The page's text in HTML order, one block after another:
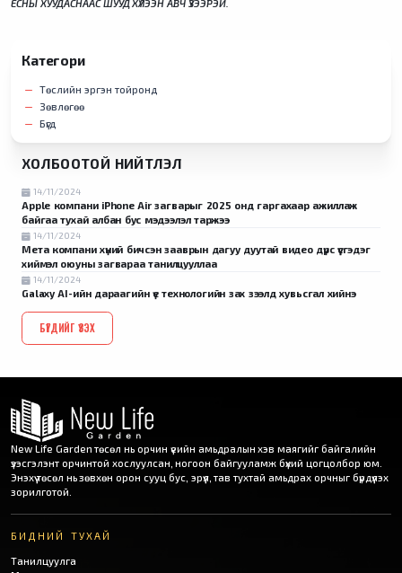
ЁСНЫ ХУУДАСНААС ШУУД ХҮЛЭЭН АВЧ ҮЗЭЭРЭЙ.
Категори
Төслийн эргэн тойронд
Зөвлөгөө
Бүгд
ХОЛБООТОЙ НИЙТЛЭЛ
14/11/2024
Apple компани iPhone Air загварыг 2025 онд гаргахаар ажиллаж
байгаа тухай албан бус мэдээлэл таржээ
14/11/2024
Мета компани хүний бичсэн зааврын дагуу дуутай видео дүрс үүсгэдэг
хиймэл оюуны загвараа танилцууллаа
14/11/2024
Galaxy AI-ийн дараагийн үе технологийн зах зээлд хувьсгал хийнэ
БҮГДИЙГ ҮЗЭХ
New Life Garden төсөл нь орчин үеийн амьдралын хэв маягийг байгалийн
үзэсгэлэнт орчинтой хослуулсан, ногоон байгууламж бүхий цогцолбор юм.
Энэхүү төсөл нь зөвхөн орон сууц бус, эрүүл, тав тухтай амьдрах орчныг бүрдүүлэх
зорилготой.
БИДНИЙ ТУХАЙ
Танилцуулга